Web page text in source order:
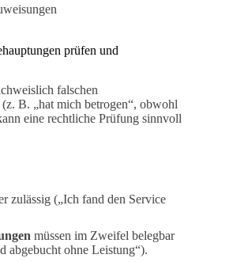
prüfen und
falschen
(z. B. „hat mich betrogen“, obwohl
eine rechtliche Prüfung sinnvoll
zulässig („Ich fand den Service
müssen im Zweifel belegbar
abgebucht ohne Leistung“).